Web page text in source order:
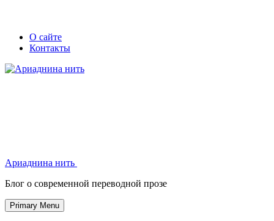
Skip
Secondary
left
navigation
Secondary
right
navigation
О сайте
Контакты
Ариаднина нить
Блог о современной переводной прозе
Primary Menu